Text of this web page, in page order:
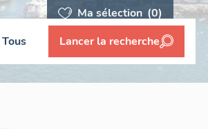
Ma sélection (0)
Tous Lancer la recherche